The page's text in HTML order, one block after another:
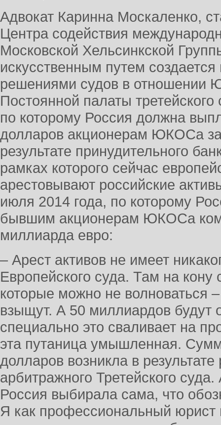
Адвокат Каринна Москаленко,
Центра содействия
Московской Хельсинкской
искусственным путем
решениями судов в
Постоянной палаты
по которому Россия должна
долларов акционерам ЮКОСа
результате принудительного
рамках которого сейчас
арестовывают российские
июля 2014 года, по которому
бывшим акционерам ЮКОСа
миллиарда евро:
– Арест активов не имеет
Европейского суда. Там на
которые можно не волноваться
взыщут. А 50 миллиардов будут
специально это сваливает на
эта путаница умышленная.
долларов возникла в
арбитражного Третейского
Россия выбирала сама, что
Я как профессиональный юрист